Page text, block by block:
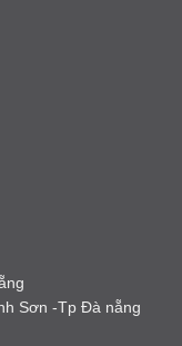
Sơn -Tp Đà nẵng